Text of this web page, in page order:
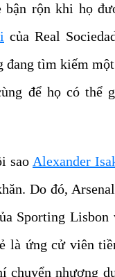
bận rộn khi họ
của Real
đang tìm kiếm
để họ có thể
sao Alexander
Do đó,
Sporting Lisbon
là ứng cử viên
chuyển nhượng